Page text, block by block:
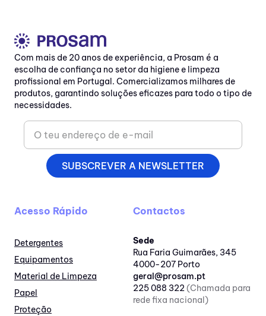
Com mais de 20 anos de experiência, a Prosam é a
escolha de confiança no setor da higiene e limpeza
profissional em Portugal. Comercializamos milhares de
produtos, garantindo soluções eficazes para todo o tipo de
necessidades.
SUBSCREVER A NEWSLETTER
Acesso Rápido
Detergentes
Equipamentos
Material de Limpeza
Papel
Proteção
Contactos
Sede
Rua Faria Guimarães, 345
4000-207 Porto
geral@prosam.pt
225 088 322(Chamada para
rede fixa nacional)